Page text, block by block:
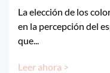
La elección de los
en la percepción del
que...
Leer ahora >